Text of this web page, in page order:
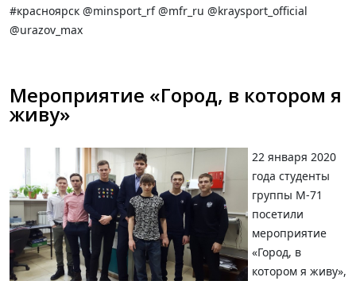
#красноярск @minsport_rf @mfr_ru @kraysport_official
@urazov_max
Мероприятие «Город, в котором я
живу»
22 января 2020
года студенты
группы М-71
посетили
мероприятие
«Город, в
котором я живу»,